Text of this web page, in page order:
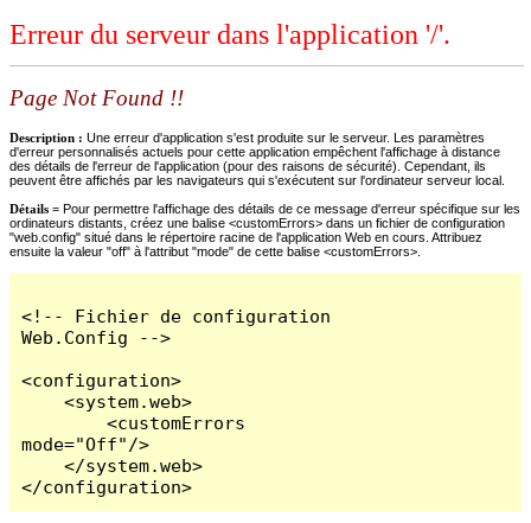
Erreur du serveur dans l'application '/'.
Page Not Found !!
Description : Une erreur d'application s'est produite sur le serveur. Les paramètres
d'erreur personnalisés actuels pour cette application empêchent l'affichage à distance
des détails de l'erreur de l'application (pour des raisons de sécurité). Cependant, ils
peuvent être affichés par les navigateurs qui s'exécutent sur l'ordinateur serveur local.
Détails = Pour permettre l'affichage des détails de ce message d'erreur spécifique sur les
ordinateurs distants, créez une balise <customErrors> dans un fichier de configuration
"web.config" situé dans le répertoire racine de l'application Web en cours. Attribuez
ensuite la valeur "off" à l'attribut "mode" de cette balise <customErrors>.
<!-- Fichier de configuration
Web.Config -->
<configuration>
    <system.web>
        <customErrors
mode="Off"/>
    </system.web>
</configuration>